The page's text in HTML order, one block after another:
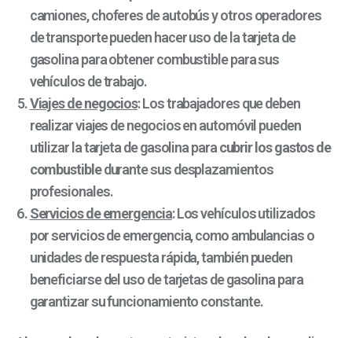
camiones, choferes de autobús y otros operadores
de transporte pueden hacer uso de la tarjeta de
gasolina para obtener combustible para sus
vehículos de trabajo.
Viajes de negocios: Los trabajadores que deben
realizar viajes de negocios en automóvil pueden
utilizar la tarjeta de gasolina paracubrir los gastos de
combustibledurante sus desplazamientos
profesionales.
Servicios de emergencia: Los vehículos utilizados
por servicios de emergencia, como ambulancias o
unidades de respuesta rápida, también pueden
beneficiarse del uso de tarjetas de gasolina para
garantizar su funcionamiento constante.